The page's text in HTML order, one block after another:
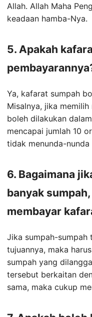
Allah. Allah Maha
keadaan hamba-Nya.
5. Apakah
Ya, kafarat sumpah
Misalnya, jika
boleh dilakukan
mencapai jumlah 10
tidak menunda-
6. Bagaimana
banyak
membayar
Jika sumpah-sumpah
tujuannya, maka
sumpah yang
tersebut berkaitan
sama, maka cukup